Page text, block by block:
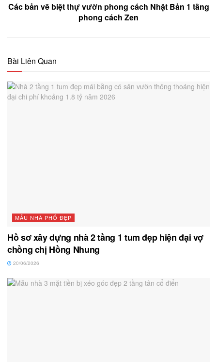
Các bản vẽ biệt thự vườn phong cách Nhật Bản 1 tầng
phong cách Zen
Bài Liên Quan
MẪU NHÀ PHỐ ĐẸP
Hồ sơ xây dựng nhà 2 tầng 1 tum đẹp hiện đại vợ
chồng chị Hồng Nhung
20/06/2026